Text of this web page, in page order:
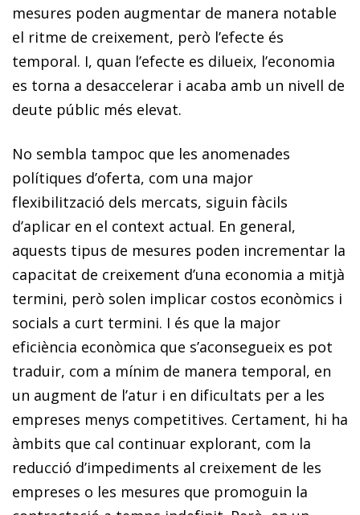
mesures poden augmentar de manera notable
el ritme de creixement, però l’efecte és
temporal. I, quan l’efecte es dilueix, l’economia
es torna a desaccelerar i acaba amb un nivell de
deute públic més elevat.
No sembla tampoc que les anomenades
polítiques d’oferta, com una major
flexibilització dels mercats, siguin fàcils
d’aplicar en el context actual. En general,
aquests tipus de mesures poden incrementar la
capacitat de creixement d’una economia a mitjà
termini, però solen implicar costos econòmics i
socials a curt termini. I és que la major
eficiència econòmica que s’aconsegueix es pot
traduir, com a mínim de manera temporal, en
un augment de l’atur i en dificultats per a les
empreses menys competitives. Certament, hi ha
àmbits que cal continuar explorant, com la
reducció d’im­­pediments al creixement de les
empreses o les mesures que promoguin la